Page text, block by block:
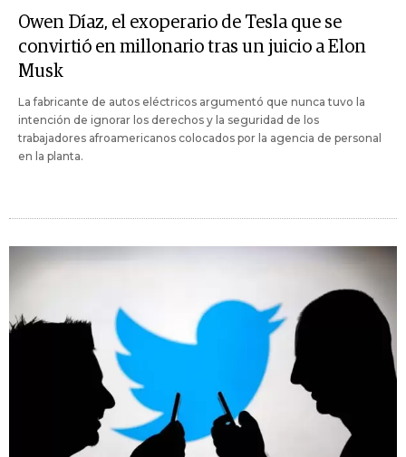
Owen Díaz, el exoperario de Tesla que se
convirtió en millonario tras un juicio a Elon
Musk
La fabricante de autos eléctricos argumentó que nunca tuvo la
intención de ignorar los derechos y la seguridad de los
trabajadores afroamericanos colocados por la agencia de personal
en la planta.